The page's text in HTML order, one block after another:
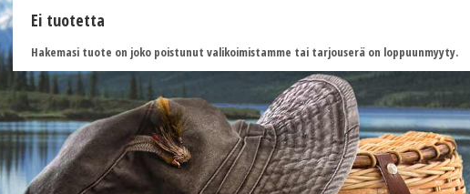
Ei tuotetta
Hakemasi tuote on joko poistunut valikoimistamme tai tarjouserä on loppuunmyyty.